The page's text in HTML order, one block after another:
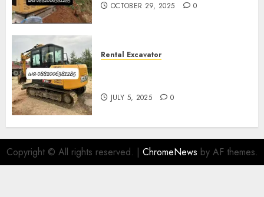
OCTOBER 29, 2025 0
Rental Excavator
JULY 5, 2025 0
Copyright © All rights reserved. | ChromeNews by AF themes.